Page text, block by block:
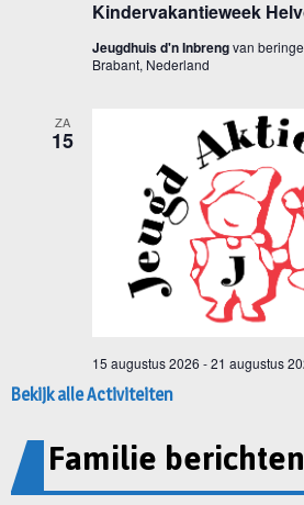
Bekijk alle Activiteiten
Familie berichten